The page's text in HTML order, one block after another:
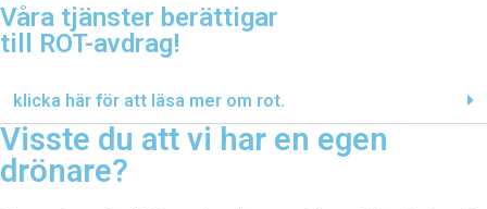
Våra tjänster berättigar
till ROT-avdrag!
klicka här för att läsa mer om rot.
Visste du att vi har en egen
drönare?